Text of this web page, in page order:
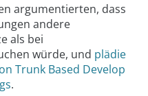
argumentierten, dass
andere
als bei
würde, und plädie
Trunk Based Develop
.